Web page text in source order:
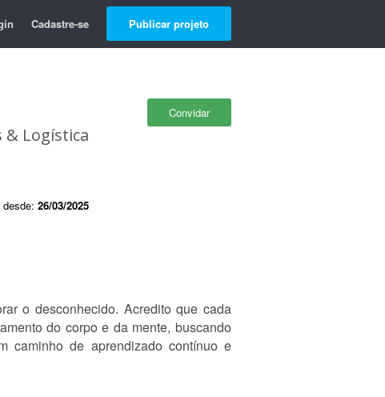
Cadastre-se Publicar projeto
Convidar
Logística
desde: 26/03/2025
o desconhecido. Acredito que cada
do corpo e da mente, buscando
caminho de aprendizado contínuo e